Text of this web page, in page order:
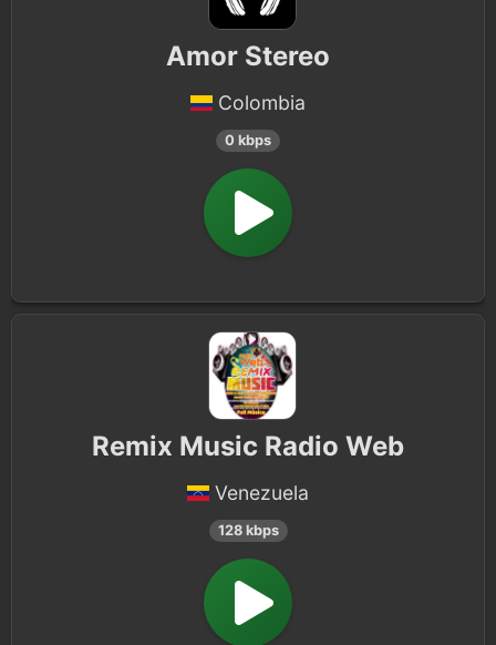
Amor Stereo
Colombia
0 kbps
Remix Music Radio Web
Venezuela
128 kbps